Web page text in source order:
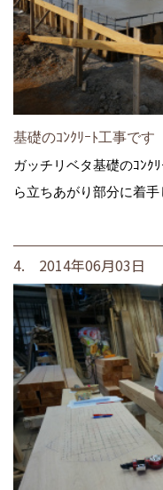
基礎のｺﾝｸﾘｰﾄ工事です
ガッチリベタ基礎のｺﾝｸ
ら立ちあがり部分に着
4. 2014年06月03日